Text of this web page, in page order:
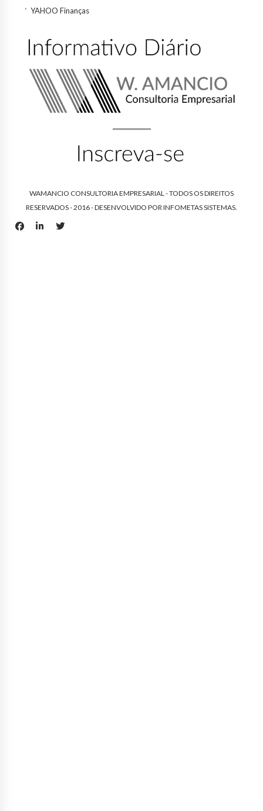
YAHOO Finanças
WAMANCIO CONSULTORIA EMPRESARIAL - TODOS OS DIREITOS
RESERVADOS - 2016 - DESENVOLVIDO POR INFOMETAS SISTEMAS